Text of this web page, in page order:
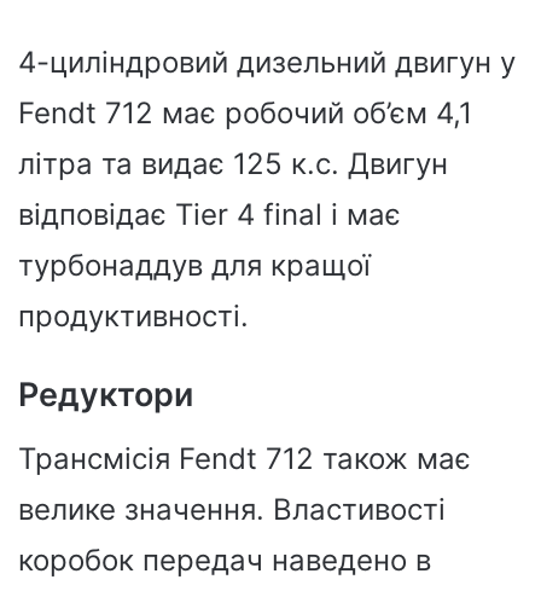
4-циліндровий дизельний двигун у
Fendt 712 має робочий об’єм 4,1
літра та видає 125 к.с. Двигун
відповідає Tier 4 final і має
турбонаддув для кращої
продуктивності.
Редуктори
Трансмісія Fendt 712 також має
велике значення. Властивості
коробок передач наведено в